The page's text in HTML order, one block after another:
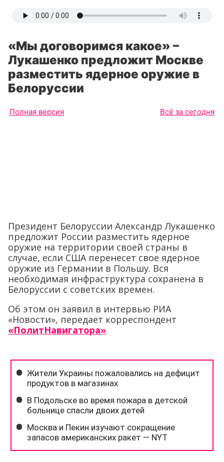
«Мы договоримся какое» –
Лукашенко предложит Москве
разместить ядерное оружие в
Белоруссии
Полная версия Всё за сегодня
Президент Белоруссии Александр Лукашенко
предложит России разместить ядерное
оружие на территории своей страны в
случае, если США перенесет свое ядерное
оружие из Германии в Польшу. Вся
необходимая инфраструктура сохранена в
Белоруссии с советских времен.
Об этом он заявил в интервью РИА
«Новости», передает корреспондент
«ПолитНавигатора».